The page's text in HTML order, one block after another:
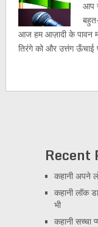
आप
आज हम आज़ादी के पावन
तिरंगे को और उत्तंग ऊँचाई
Recent
कहानी अपने
कहानी लॉक
भी
कहानी सच्चा